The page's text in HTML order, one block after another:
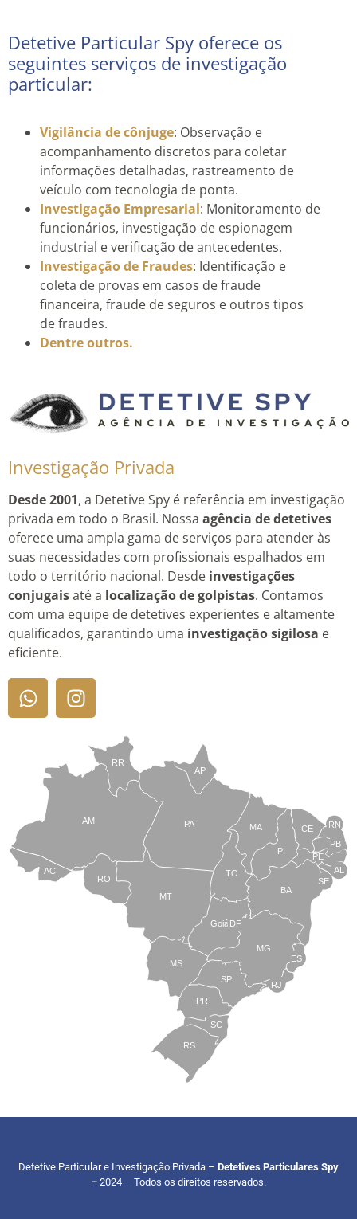
Detetive Particular Spy oferece os
seguintes serviços de investigação
particular:
Vigilância de cônjuge: Observação e
acompanhamento discretos para coletar
informações detalhadas, rastreamento de
veículo com tecnologia de ponta.
Investigação Empresarial: Monitoramento de
funcionários, investigação de espionagem
industrial e verificação de antecedentes.
Investigação de Fraudes: Identificação e
coleta de provas em casos de fraude
financeira, fraude de seguros e outros tipos
de fraudes.
Dentre outros.
Investigação Privada
Desde 2001, a Detetive Spy é referência em investigação
privada em todo o Brasil. Nossa agência de detetives
oferece uma ampla gama de serviços para atender às
suas necessidades com profissionais espalhados em
todo o território nacional. Desde investigações
conjugaisaté a localização de golpistas. Contamos
com uma equipe de detetives experientes e altamente
qualificados, garantindo uma investigação sigilosa e
eficiente.
TO
BA
SE
PE
AL
RN
CE
PI
MA
AP
PA
RR
AM
AC
RO
MT
MS
Goiás
PR
SC
RS
SP
MG
RJ
ES
DF
PB
Detetive Particular e Investigação Privada – Detetives Particulares Spy
– 2024 – Todos os direitos reservados.